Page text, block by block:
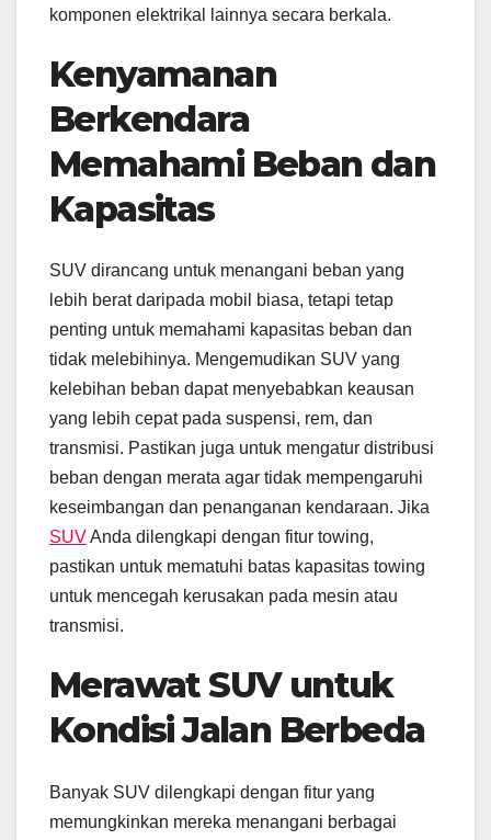
komponen elektrikal lainnya secara berkala.
Kenyamanan
Berkendara
Memahami Beban dan
Kapasitas
SUV dirancang untuk menangani beban yang
lebih berat daripada mobil biasa, tetapi tetap
penting untuk memahami kapasitas beban dan
tidak melebihinya. Mengemudikan SUV yang
kelebihan beban dapat menyebabkan keausan
yang lebih cepat pada suspensi, rem, dan
transmisi. Pastikan juga untuk mengatur distribusi
beban dengan merata agar tidak mempengaruhi
keseimbangan dan penanganan kendaraan. Jika
SUVAnda dilengkapi dengan fitur towing,
pastikan untuk mematuhi batas kapasitas towing
untuk mencegah kerusakan pada mesin atau
transmisi.
Merawat SUV untuk
Kondisi Jalan Berbeda
Banyak SUV dilengkapi dengan fitur yang
memungkinkan mereka menangani berbagai